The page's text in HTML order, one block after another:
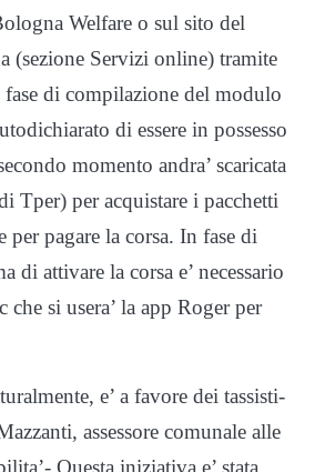
Welfare o sul sito del
(sezione Servizi online) tramite
di compilazione del modulo
di essere in possesso
momento andra’ scaricata
Tper) per acquistare i pacchetti
per pagare la corsa. In fase di
di attivare la corsa e’ necessario
che si usera’ la app Roger per
e’ a favore dei tassisti-
assessore comunale alle
Questa iniziativa e’ stata